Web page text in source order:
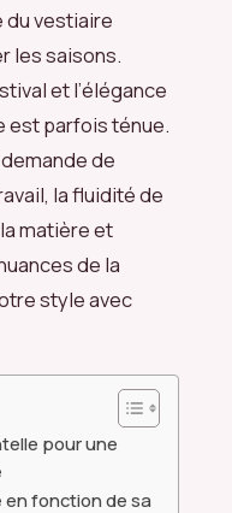
du vestiaire
les saisons.
et l’élégance
est parfois ténue.
de
la fluidité de
matière et
de la
style avec
pour une
fonction de sa